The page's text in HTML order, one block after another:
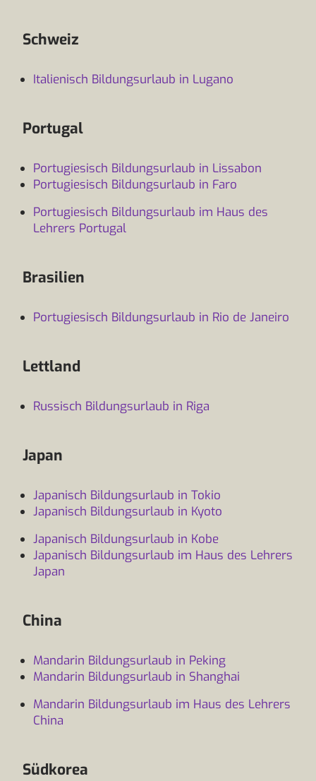
Schweiz
Italienisch Bildungsurlaub in Lugano
Portugal
Portugiesisch Bildungsurlaub in Lissabon
Portugiesisch Bildungsurlaub in Faro
Portugiesisch Bildungsurlaub im Haus des
Lehrers Portugal
Brasilien
Portugiesisch Bildungsurlaub in Rio de Janeiro
Lettland
Russisch Bildungsurlaub in Riga
Japan
Japanisch Bildungsurlaub in Tokio
Japanisch Bildungsurlaub in Kyoto
Japanisch Bildungsurlaub in Kobe
Japanisch Bildungsurlaub im Haus des Lehrers
Japan
China
Mandarin Bildungsurlaub in Peking
Mandarin Bildungsurlaub in Shanghai
Mandarin Bildungsurlaub im Haus des Lehrers
China
Südkorea